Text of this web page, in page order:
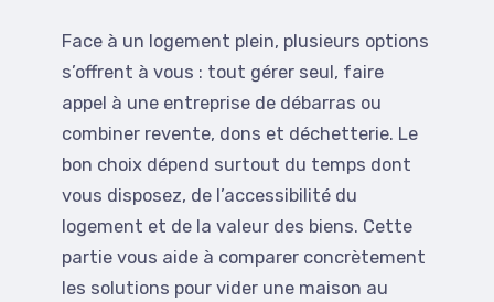
Face à un logement plein, plusieurs options
s’offrent à vous : tout gérer seul, faire
appel à une entreprise de débarras ou
combiner revente, dons et déchetterie. Le
bon choix dépend surtout du temps dont
vous disposez, de l’accessibilité du
logement et de la valeur des biens. Cette
partie vous aide à comparer concrètement
les solutions pour vider une maison au